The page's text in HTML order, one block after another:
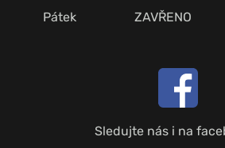
Pátek
ZAVŘENO
Sledujte nás i na